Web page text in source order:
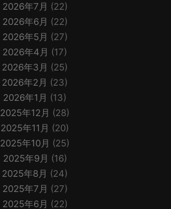
2026年7月 (22)
2026年6月 (22)
2026年5月 (27)
2026年4月 (17)
2026年3月 (25)
2026年2月 (23)
2026年1月 (13)
2025年12月 (28)
2025年11月 (20)
2025年10月 (25)
2025年9月 (16)
2025年8月 (24)
2025年7月 (27)
2025年6月 (22)